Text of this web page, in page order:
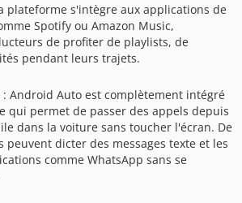
plateforme s'intègre aux applications de
Spotify ou Amazon Music,
de profiter de playlists, de
pendant leurs trajets.
: Android Auto est complètement intégré
qui permet de passer des appels depuis
dans la voiture sans toucher l'écran. De
peuvent dicter des messages texte et les
comme WhatsApp sans se